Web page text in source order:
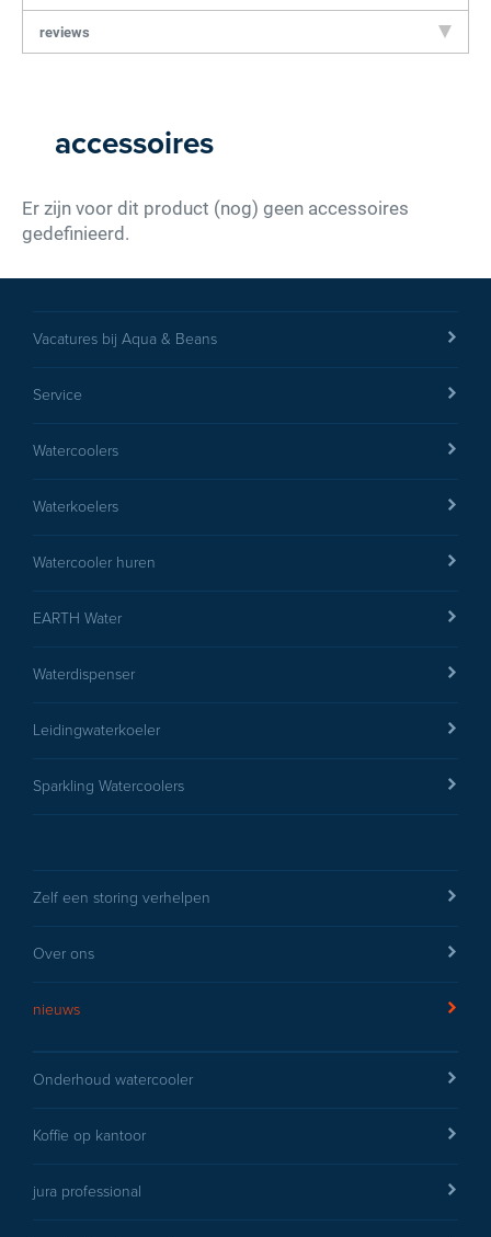
Score: *
1 2 3 4 5 6 7 8 9 10
Type de karakters die je in de afbeelding ziet
reviews
accessoires
Er zijn voor dit product (nog) geen accessoires
gedefinieerd.
Vacatures bij Aqua & Beans
Service
Watercoolers
Waterkoelers
Watercooler huren
EARTH Water
Waterdispenser
Leidingwaterkoeler
Sparkling Watercoolers
Zelf een storing verhelpen
Over ons
nieuws
Onderhoud watercooler
Koffie op kantoor
jura professional